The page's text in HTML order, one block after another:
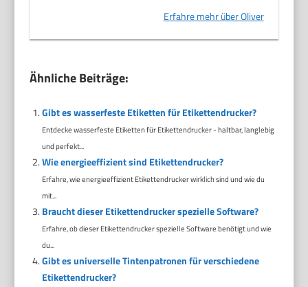
Erfahre mehr über Oliver
Ähnliche Beiträge:
Gibt es wasserfeste Etiketten für Etikettendrucker?
Entdecke wasserfeste Etiketten für Etikettendrucker - haltbar, langlebig
und perfekt...
Wie energieeffizient sind Etikettendrucker?
Erfahre, wie energieeffizient Etikettendrucker wirklich sind und wie du
mit...
Braucht dieser Etikettendrucker spezielle Software?
Erfahre, ob dieser Etikettendrucker spezielle Software benötigt und wie
du...
Gibt es universelle Tintenpatronen für verschiedene
Etikettendrucker?